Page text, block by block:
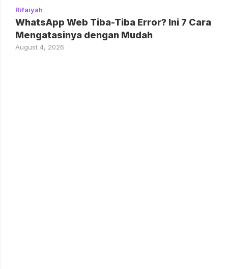
Rifaiyah
WhatsApp Web Tiba-Tiba Error? Ini 7 Cara
Mengatasinya dengan Mudah
August 4, 2026